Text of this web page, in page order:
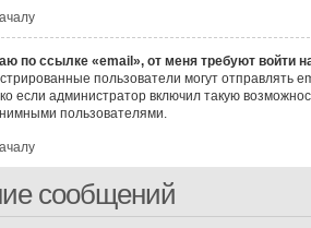
по ссылке «email», от меня требуют войти
пользователи могут
если администратор включил такую
пользователями.
сообщений